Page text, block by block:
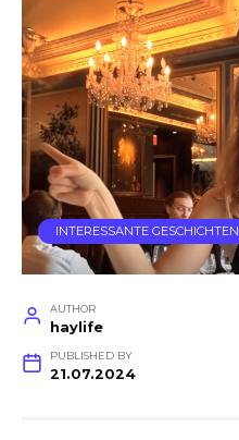
INTERESSANTE GESCHICHTEN
AUTHOR
haylife
PUBLISHED BY
21.07.2024